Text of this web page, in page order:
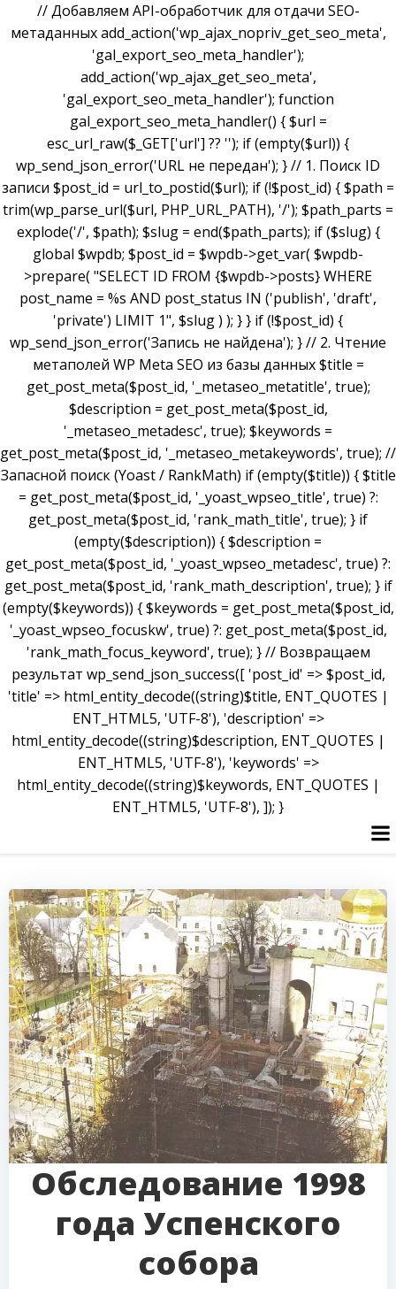
// Добавляем API-обработчик для отдачи SEO-
метаданных add_action('wp_ajax_nopriv_get_seo_meta',
'gal_export_seo_meta_handler');
add_action('wp_ajax_get_seo_meta',
'gal_export_seo_meta_handler'); function
gal_export_seo_meta_handler() { $url =
esc_url_raw($_GET['url'] ?? ''); if (empty($url)) {
wp_send_json_error('URL не передан'); } // 1. Поиск ID
записи $post_id = url_to_postid($url); if (!$post_id) { $path =
trim(wp_parse_url($url, PHP_URL_PATH), '/'); $path_parts =
explode('/', $path); $slug = end($path_parts); if ($slug) {
global $wpdb; $post_id = $wpdb->get_var( $wpdb-
>prepare( "SELECT ID FROM {$wpdb->posts} WHERE
post_name = %s AND post_status IN ('publish', 'draft',
'private') LIMIT 1", $slug ) ); } } if (!$post_id) {
wp_send_json_error('Запись не найдена'); } // 2. Чтение
метаполей WP Meta SEO из базы данных $title =
get_post_meta($post_id, '_metaseo_metatitle', true);
$description = get_post_meta($post_id,
'_metaseo_metadesc', true); $keywords =
get_post_meta($post_id, '_metaseo_metakeywords', true); //
Запасной поиск (Yoast / RankMath) if (empty($title)) { $title
= get_post_meta($post_id, '_yoast_wpseo_title', true) ?:
get_post_meta($post_id, 'rank_math_title', true); } if
(empty($description)) { $description =
get_post_meta($post_id, '_yoast_wpseo_metadesc', true) ?:
get_post_meta($post_id, 'rank_math_description', true); } if
(empty($keywords)) { $keywords = get_post_meta($post_id,
'_yoast_wpseo_focuskw', true) ?: get_post_meta($post_id,
'rank_math_focus_keyword', true); } // Возвращаем
результат wp_send_json_success([ 'post_id' => $post_id,
'title' => html_entity_decode((string)$title, ENT_QUOTES |
ENT_HTML5, 'UTF-8'), 'description' =>
html_entity_decode((string)$description, ENT_QUOTES |
ENT_HTML5, 'UTF-8'), 'keywords' =>
html_entity_decode((string)$keywords, ENT_QUOTES |
ENT_HTML5, 'UTF-8'), ]); }
Обследование 1998
года Успенского
собора